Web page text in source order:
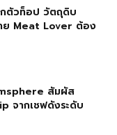
ตัวท็อป วัตถุดิบ
ย Meat Lover ต้อง
สัมผัส
จากเชฟดังระดับ